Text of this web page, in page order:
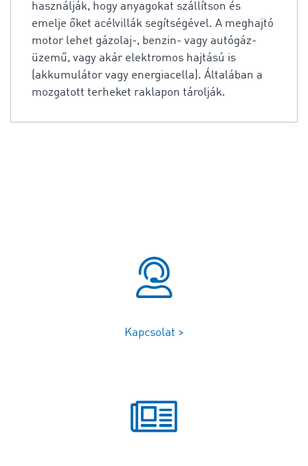
használják, hogy anyagokat szállítson és
emelje őket acélvillák segítségével. A meghajtó
motor lehet gázolaj-, benzin- vagy autógáz-
üzemű, vagy akár elektromos hajtású is
(akkumulátor vagy energiacella). Általában a
mozgatott terheket raklapon tárolják.
Kapcsolat >